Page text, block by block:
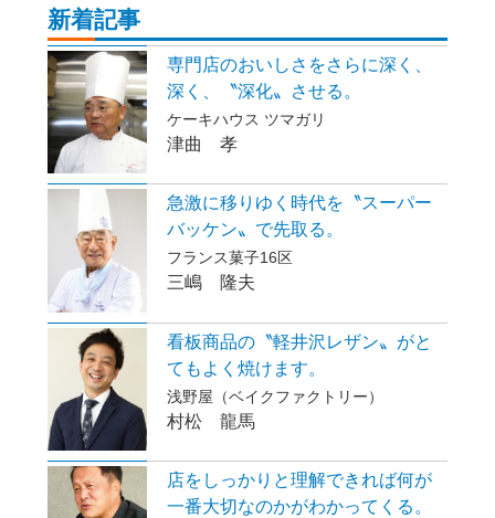
新着記事
専門店のおいしさをさらに深く、
深く、〝深化〟させる。
ケーキハウス ツマガリ
津曲 孝
急激に移りゆく時代を〝スーパー
バッケン〟で先取る。
フランス菓子16区
三嶋 隆夫
看板商品の〝軽井沢レザン〟がと
てもよく焼けます。
浅野屋（ベイクファクトリー）
村松 龍馬
店をしっかりと理解できれば何が
一番大切なのかがわかってくる。